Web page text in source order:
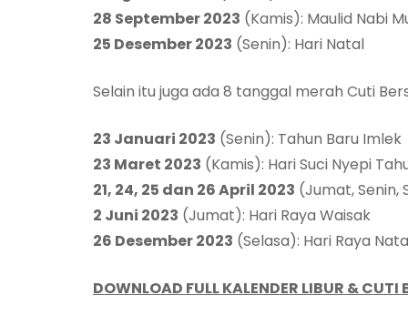
28 September 2023 (Kamis): Maulid Nabi
25 Desember 2023 (Senin): Hari Natal
Selain itu juga ada 8 tanggal merah Cuti
23 Januari 2023 (Senin): Tahun Baru Imlek
23 Maret 2023 (Kamis): Hari Suci Nyepi
21, 24, 25 dan 26 April 2023 (Jumat, Senin,
2 Juni 2023 (Jumat): Hari Raya Waisak
26 Desember 2023 (Selasa): Hari Raya
DOWNLOAD FULL KALENDER LIBUR &